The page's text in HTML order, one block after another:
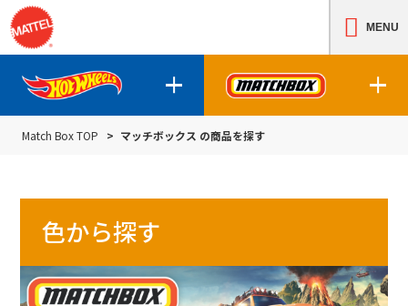
MENU
Match Box TOP マッチボックス の商品を探す
色から探す